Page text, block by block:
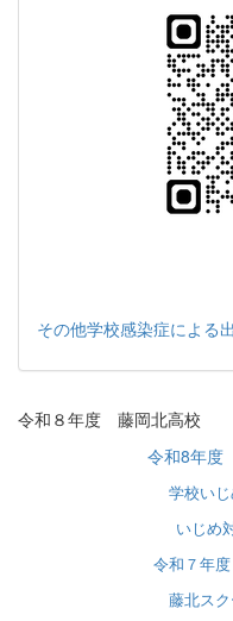
その他学校感染症による
令和８年度 藤岡北高校
令和8年
学校い
いじめ
令和７年
藤北ス